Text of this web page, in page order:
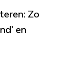
Zo
en